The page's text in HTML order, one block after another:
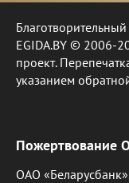
EGIDA.BY © 2006-
проект.
указанием
Пожертвование
ОАО